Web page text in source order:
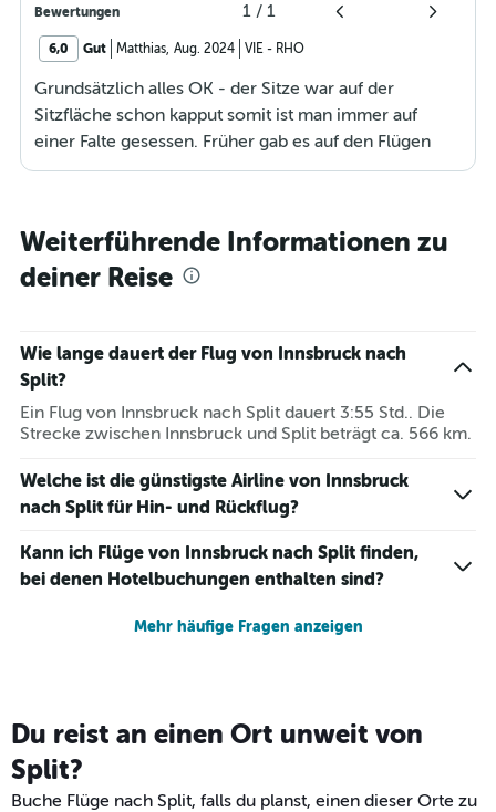
Bewertungen 1 / 1
6,0 Gut Matthias Aug. 2024 VIE - RHO
Grundsätzlich alles OK - der Sitze war auf der
Sitzfläche schon kapput somit ist man immer auf
einer Falte gesessen. Früher gab es auf den Flügen
immer eine gratis Speise und Getränke... Jetz muss
gerne mit der Austrian Airlines geflogen bin, weil ich
mir über dieses Dinge keine Gedanken machen
Weiterführende Informationen zu
deiner Reise
Wie lange dauert der Flug von Innsbruck nach
Split?
Ein Flug von Innsbruck nach Split dauert 3:55 Std.. Die
Strecke zwischen Innsbruck und Split beträgt ca. 566 km.
Welche ist die günstigste Airline von Innsbruck
nach Split für Hin- und Rückflug?
Kann ich Flüge von Innsbruck nach Split finden,
bei denen Hotelbuchungen enthalten sind?
Mehr häufige Fragen anzeigen
Du reist an einen Ort unweit von
Split?
Buche Flüge nach Split, falls du planst, einen dieser Orte zu